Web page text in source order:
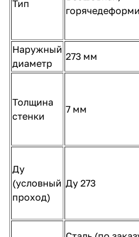
Тип
Наружный
диаметр
273 мм
Толщина
стенки
7 мм
Ду
(условный
проход)
Ду 273